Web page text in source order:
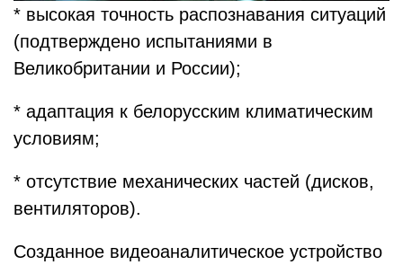
* высокая точность распознавания ситуаций
(подтверждено испытаниями в
Великобритании и России);
* адаптация к белорусским климатическим
условиям;
* отсутствие механических частей (дисков,
вентиляторов).
Созданное видеоаналитическое устройство